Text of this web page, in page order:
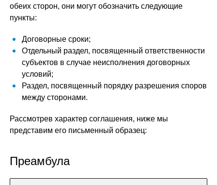
обеих сторон, они могут обозначить следующие
пункты:
Договорные сроки;
Отдельный раздел, посвященный ответственности
субъектов в случае неисполнения договорных
условий;
Раздел, посвященный порядку разрешения споров
между сторонами.
Рассмотрев характер соглашения, ниже мы
представим его письменный образец:
Преамбула